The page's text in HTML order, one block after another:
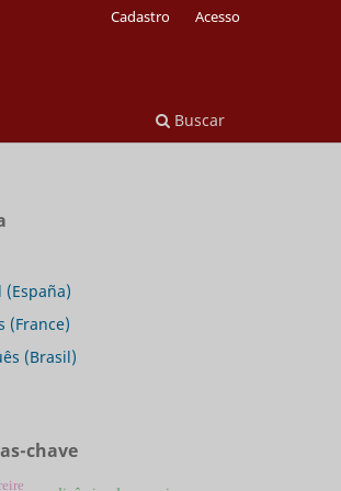
Buscar
Cadastro Acesso
(España)
(France)
(Brasil)
chave